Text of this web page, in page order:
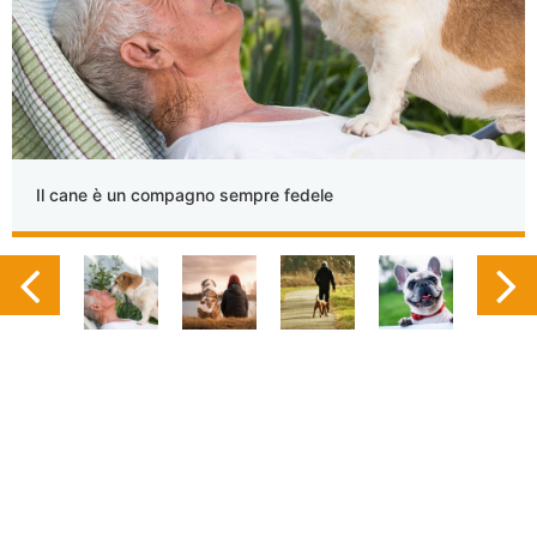
Il cane è un compagno sempre fedele